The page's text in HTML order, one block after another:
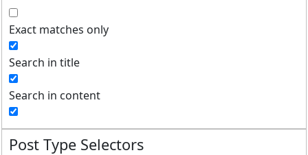
Exact matches only
Search in title
Search in content
Post Type Selectors